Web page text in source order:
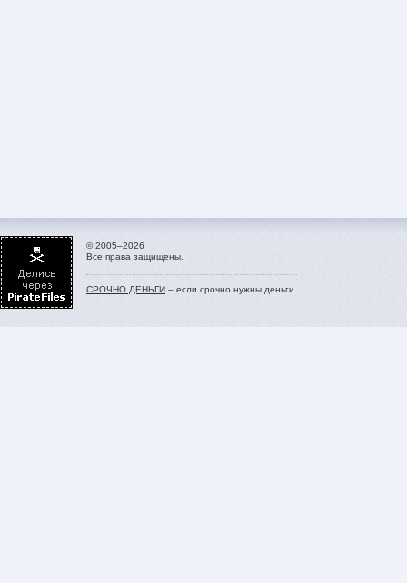
© 2005–2026
Все права защищены.
СРОЧНО.ДЕНЬГИ – если срочно нужны деньги.